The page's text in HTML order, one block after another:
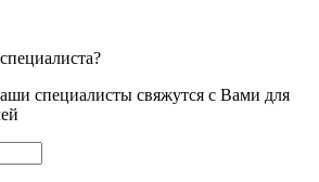
специалисты свяжутся с Вами для